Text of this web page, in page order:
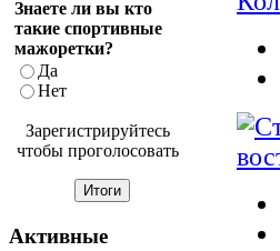
Знаете ли вы кто
такие спортивные
мажоретки?
Да
Нет
Зарегистрируйтесь
чтобы проголосовать
Активные